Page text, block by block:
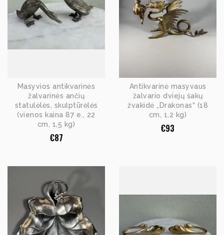
Masyvios antikvarinės
žalvarinės ančių
statulėlės, skulptūrėlės
(vienos kaina 87 e., 22
cm, 1,5 kg)
€87
Antikvarinė masyvaus
žalvario dviejų šakų
žvakidė „Drakonas“ (18
cm, 1,2 kg)
€93